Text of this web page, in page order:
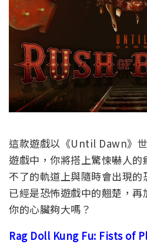
這款遊戲以《Until Dawn》
遊戲中，你將搭上驚悚嚇人
不了的軌道上與隨時會出現
已經是恐怖遊戲中的翹楚，再
你的心臟夠大嗎？
Rag Doll Kung Fu: Fists of